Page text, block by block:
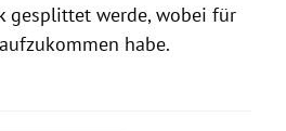
gesplittet werde, wobei für
habe.